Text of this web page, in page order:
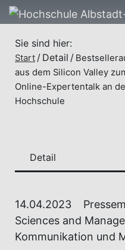
Sie sind hier:
Start Detail
aus dem Silicon Valley
Online-Expertentalk an
Hochschule
14.04.2023
Sciences and
Kommunikation und
Detail